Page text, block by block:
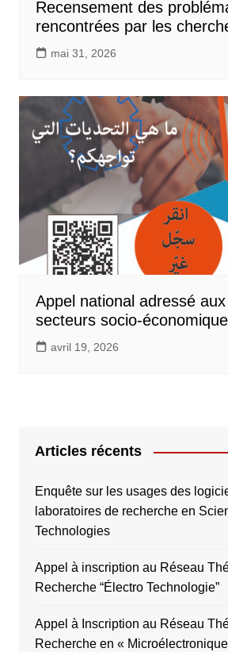
Recensement des
rencontrées par les
mai 31, 2026
Appel national adressé
secteurs socio-économique
avril 19, 2026
Articles récents
Enquête sur les usages des
laboratoires de recherche en
Technologies
Appel à inscription au Réseau
Recherche “Électro Technologie”
Appel à Inscription au Réseau
Recherche en «